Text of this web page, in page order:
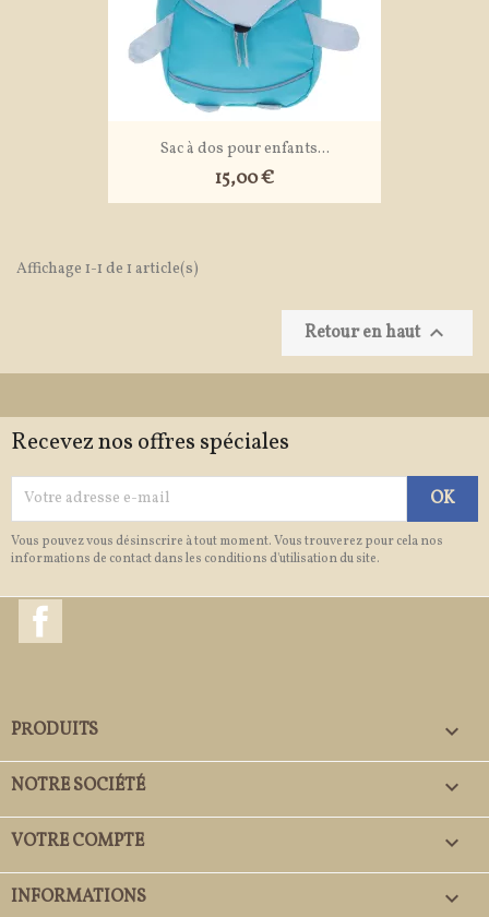
Sac à dos pour enfants...
15,00 €
Affichage 1-1 de 1 article(s)
Retour en haut 
Recevez nos offres spéciales
Vous pouvez vous désinscrire à tout moment. Vous trouverez pour cela nos
informations de contact dans les conditions d'utilisation du site.
PRODUITS 
NOTRE SOCIÉTÉ 
VOTRE COMPTE 
INFORMATIONS keyboard_arrow_down